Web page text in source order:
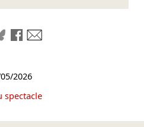
liensur LinkedIn
sur Mastodon
Partager sur Bluesky
Partager sur Facebook
2026
spectacle